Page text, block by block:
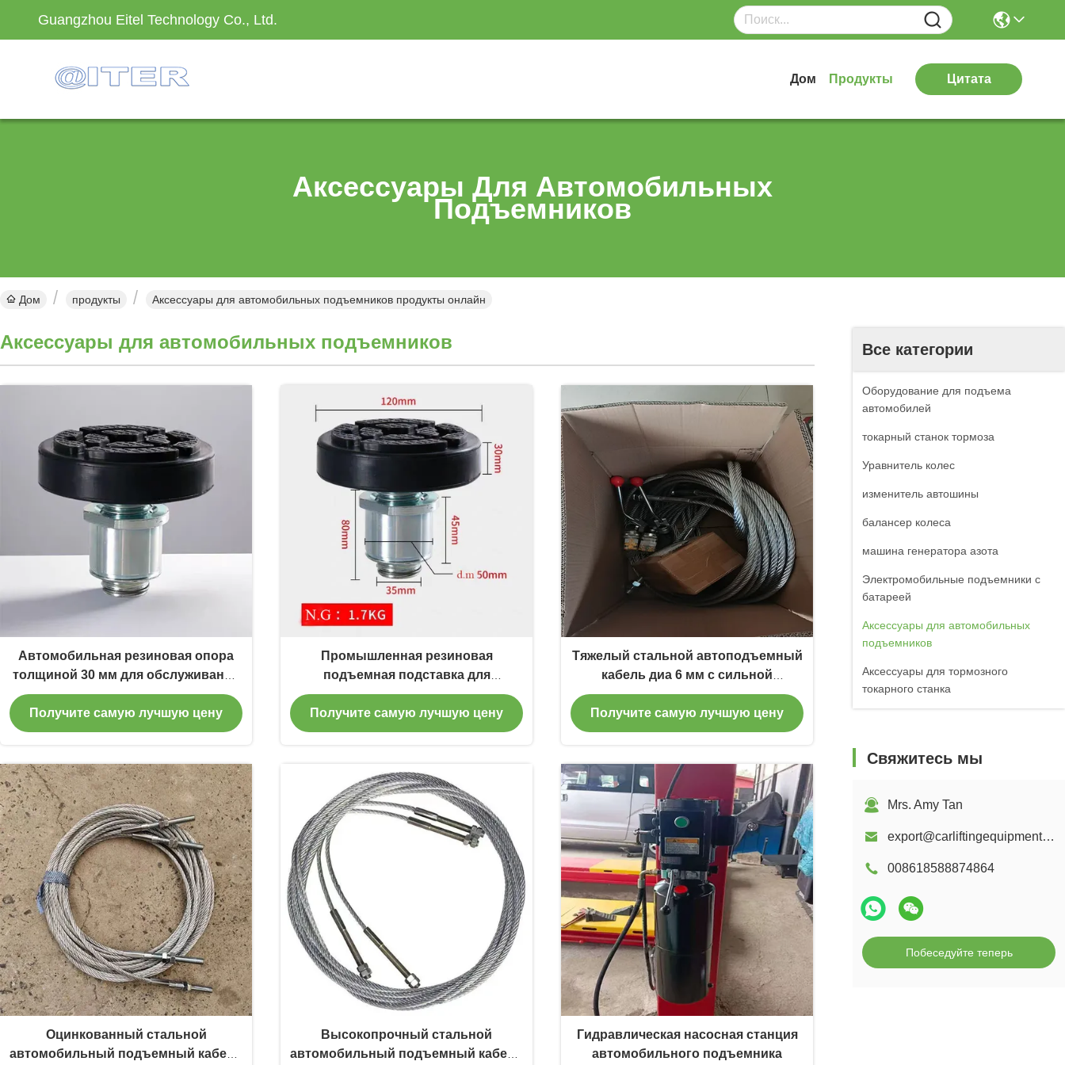
Guangzhou Eitel Technology Co., Ltd.
Дом Продукты Цитата
Аксессуары Для Автомобильных
Подъемников
Дом продукты Аксессуары для автомобильных подъемников продукты онлайн
Все категории
Оборудование для подъема
автомобилей
токарный станок тормоза
Уравнитель колес
изменитель автошины
балансер колеса
машина генератора азота
Электромобильные подъемники с
батареей
Аксессуары для автомобильных
подъемников
Аксессуары для тормозного
токарного станка
Свяжитесь мы
Mrs. Amy Tan
export@carliftingequipments.com
008618588874864
Побеседуйте теперь
Аксессуары для автомобильных подъемников
Автомобильная резиновая опора
толщиной 30 мм для обслуживания
и защиты автомобилей
Получите самую лучшую цену
Промышленная резиновая
подъемная подставка для
автомобилей, устойчивая к износу,
для защиты автомобилей
Получите самую лучшую цену
Тяжелый стальной автоподъемный
кабель диа 6 мм с сильной
прочностью
Получите самую лучшую цену
Оцинкованный стальной
автомобильный подъемный кабель
Высокопрочный стальной
автомобильный подъемный кабель
Гидравлическая насосная станция
автомобильного подъемника